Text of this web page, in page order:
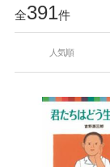
全391件
人気順